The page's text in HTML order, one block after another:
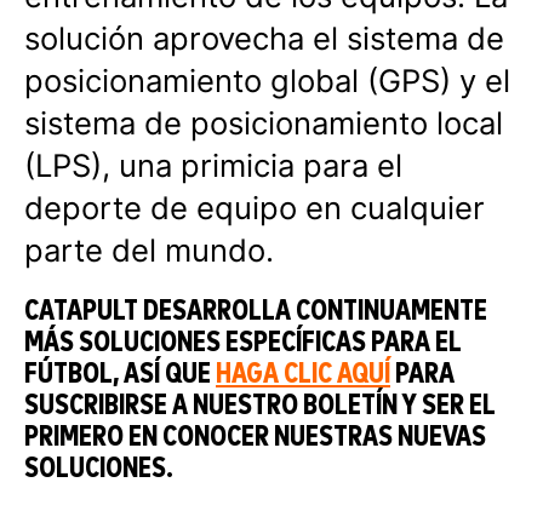
solución aprovecha el sistema de
posicionamiento global (GPS) y el
sistema de posicionamiento local
(LPS), una primicia para el
deporte de equipo en cualquier
parte del mundo.
CATAPULT DESARROLLA CONTINUAMENTE
MÁS SOLUCIONES ESPECÍFICAS PARA EL
FÚTBOL, ASÍ QUE HAGA CLIC AQUÍ PARA
SUSCRIBIRSE A NUESTRO BOLETÍN Y SER EL
PRIMERO EN CONOCER NUESTRAS NUEVAS
SOLUCIONES.